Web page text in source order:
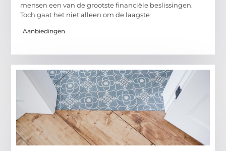
mensen een van de grootste financiële beslissingen.
Toch gaat het niet alleen om de laagste
Aanbiedingen